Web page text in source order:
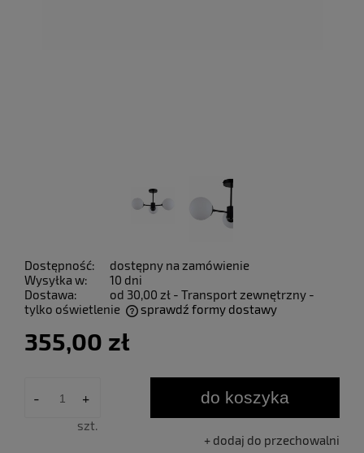
Dostępność:
dostępny na zamówienie
Wysyłka w:
10 dni
Dostawa:
od 30,00 zł - Transport zewnętrzny -
tylko oświetlenie
sprawdź formy dostawy
355,00 zł
- +
szt.
do koszyka
dodaj do przechowalni